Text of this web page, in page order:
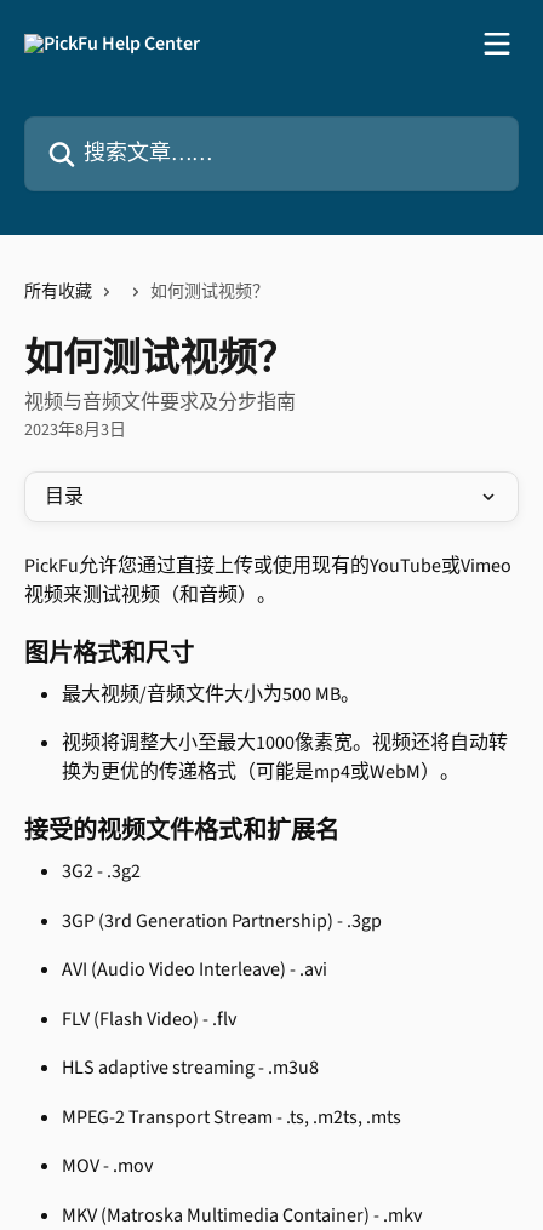
搜索文章……
所有收藏 如何测试视频？
如何测试视频？
视频与音频文件要求及分步指南
2023年8月3日
目录
PickFu允许您通过直接上传或使用现有的YouTube或Vimeo
视频来测试视频（和音频）。
图片格式和尺寸
最大视频/音频文件大小为500 MB。
视频将调整大小至最大1000像素宽。视频还将自动转
换为更优的传递格式（可能是mp4或WebM）。
接受的视频文件格式和扩展名
3G2 - .3g2
3GP (3rd Generation Partnership) - .3gp
AVI (Audio Video Interleave) - .avi
FLV (Flash Video) - .flv
HLS adaptive streaming - .m3u8
MPEG-2 Transport Stream - .ts, .m2ts, .mts
MOV - .mov
MKV (Matroska Multimedia Container) - .mkv